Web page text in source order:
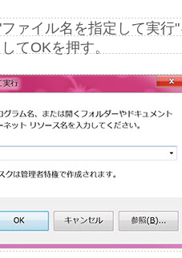
ァイル名を指定して実行
てOKを押す。